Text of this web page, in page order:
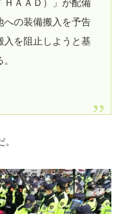
ＨＡＡＤ）」が配備
への装備搬入を予告
入を阻止しようと基